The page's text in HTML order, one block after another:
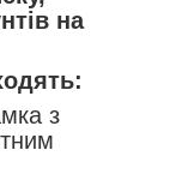
на
з